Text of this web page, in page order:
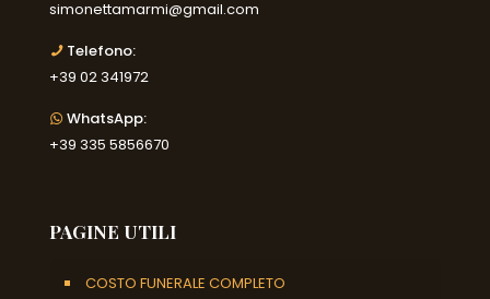
simonettamarmi@gmail.com
Telefono:
+39 02 341972
WhatsApp:
+39 335 5856670
PAGINE UTILI
COSTO FUNERALE COMPLETO